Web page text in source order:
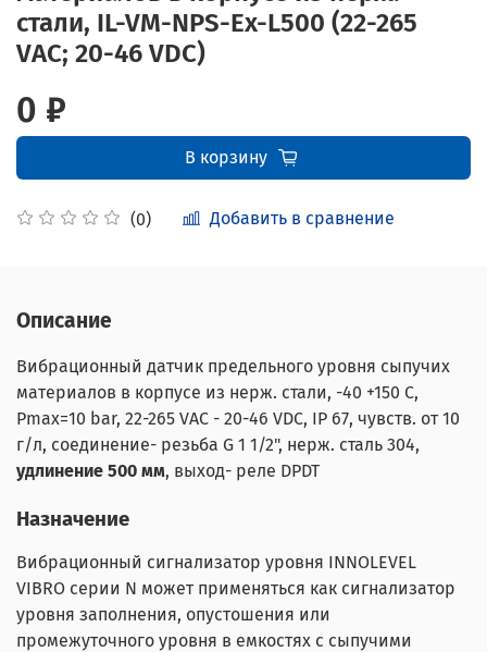
стали, IL-VM-NPS-Ex-L500 (22-265
VAC; 20-46 VDC)
(0) Добавить в сравнение
0 ₽
В корзину
Описание
Вибрационный датчик предельного уровня сыпучих
материалов в корпусе из нерж. стали, -40 +150 С,
Pmax=10 bar, 22-265 VAC - 20-46 VDC, IP 67, чувств. от 10
г/л, соединение- резьба G 1 1/2", нерж. сталь 304,
удлинение 500 мм, выход- реле DPDT
Назначение
Вибрационный сигнализатор уровня INNOLEVEL
VIBRO серии N может применяться как сигнализатор
уровня заполнения, опустошения или
промежуточного уровня в емкостях с сыпучими